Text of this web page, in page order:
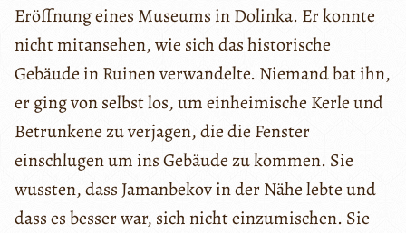
Eröffnung eines Museums in Dolinka. Er konnte
nicht mitansehen, wie sich das historische
Gebäude in Ruinen verwandelte. Niemand bat ihn,
er ging von selbst los, um einheimische Kerle und
Betrunkene zu verjagen, die die Fenster
einschlugen um ins Gebäude zu kommen. Sie
wussten, dass Jamanbekov in der Nähe lebte und
dass es besser war, sich nicht einzumischen. Sie